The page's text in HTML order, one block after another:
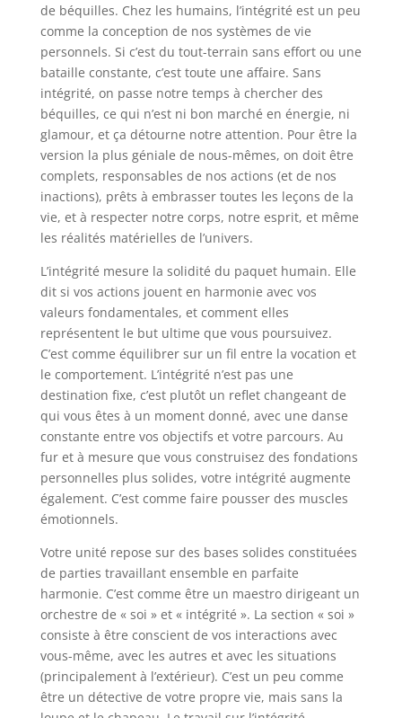
de béquilles. Chez les humains, l’intégrité est un peu
comme la conception de nos systèmes de vie
personnels. Si c’est du tout-terrain sans effort ou une
bataille constante, c’est toute une affaire. Sans
intégrité, on passe notre temps à chercher des
béquilles, ce qui n’est ni bon marché en énergie, ni
glamour, et ça détourne notre attention. Pour être la
version la plus géniale de nous-mêmes, on doit être
complets, responsables de nos actions (et de nos
inactions), prêts à embrasser toutes les leçons de la
vie, et à respecter notre corps, notre esprit, et même
les réalités matérielles de l’univers.
L’intégrité mesure la solidité du paquet humain. Elle
dit si vos actions jouent en harmonie avec vos
valeurs fondamentales, et comment elles
représentent le but ultime que vous poursuivez.
C’est comme équilibrer sur un fil entre la vocation et
le comportement. L’intégrité n’est pas une
destination fixe, c’est plutôt un reflet changeant de
qui vous êtes à un moment donné, avec une danse
constante entre vos objectifs et votre parcours. Au
fur et à mesure que vous construisez des fondations
personnelles plus solides, votre intégrité augmente
également. C’est comme faire pousser des muscles
émotionnels.
Votre unité repose sur des bases solides constituées
de parties travaillant ensemble en parfaite
harmonie. C’est comme être un maestro dirigeant un
orchestre de « soi » et « intégrité ». La section « soi »
consiste à être conscient de vos interactions avec
vous-même, avec les autres et avec les situations
(principalement à l’extérieur). C’est un peu comme
être un détective de votre propre vie, mais sans la